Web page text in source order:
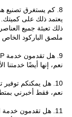
8. كم يستغرق تصنيع هذا المنتج؟
ذلك تعبئة جميع
ملصق الباركود الخاص
9. هل تقدمون خدمة DDP؟
نعم، إنها أيضًا خدمتنا
10. هل يمكنكم توفير تغليف مخصص؟
نعم، فقط أخبرني